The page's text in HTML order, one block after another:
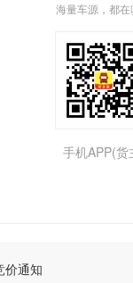
海量车源，都在
手机APP(货
价通知